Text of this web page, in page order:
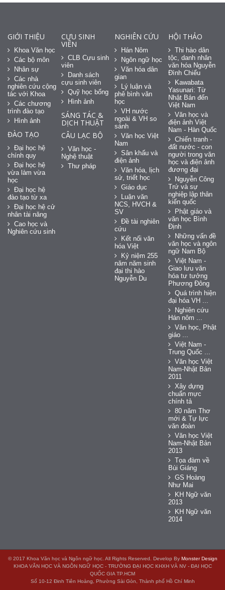
GIỚI THIỆU
Khoa Văn học
Các bộ môn
Nhân sự
Các nhà
nghiên cứu cộng
tác với Khoa
Các chương
trình đào tạo
Hình ảnh
ĐÀO TẠO
Đại học hệ
chính quy
Đại học hệ
vừa làm vừa
học
Đại học hệ
đào tạo từ xa
Đại học hệ cử
nhân tài năng
Cao học và
Nghiên cứu sinh
CỰU SINH
VIÊN
CLB Cựu sinh
viên
Danh sách
cựu sinh viên
Quỹ học bổng
Hình ảnh
SÁNG TÁC &
DỊCH THUẬT
CÂU LẠC BỘ
Văn học -
Nghệ thuật
Thư pháp
NGHIÊN CỨU
Hán Nôm
Ngôn ngữ học
Văn hóa dân
gian
Lý luận và
phê bình văn
học
VH nước
ngoài & VH so
sánh
Văn học Việt
Nam
Sân khấu và
điện ảnh
Văn hóa, lịch
sử, triết học
Giáo dục
Luận văn
NCS, HVCH &
SV
Đề tài nghiên
cứu
Kết nối văn
hóa Việt
Kỷ niệm 255
năm năm sinh
đại thi hào
Nguyễn Du
HỘI THẢO
Thi hào dân
tộc, danh nhân
văn hóa Nguyễn
Đình Chiểu
Kawabata
Yasunari: Từ
Nhật Bản đến
Việt Nam
Văn học và
điện ảnh Việt
Nam - Hàn Quốc
Chiến tranh -
đất nước - con
người trong văn
học và điện ảnh
đương đại
Nguyễn Công
Trứ và sự
nghiệp lập thân
kiến quốc
Phật giáo và
văn học Bình
Định
Những vấn đề
văn học và ngôn
ngữ Nam Bộ
Việt Nam -
Giao lưu văn
hóa tư tưởng
Phương Đông
Quá trình hiện
đại hóa VH ...
Nghiên cứu
Hán nôm ...
Văn học, Phật
giáo ...
Việt Nam -
Trung Quốc ...
Văn học Việt
Nam-Nhật Bản
2011
Xây dựng
chuẩn mực
chính tả
80 năm Thơ
mới & Tự lực
văn đoàn
Văn học Việt
Nam-Nhật Bản
2013
Tọa đàm về
Bùi Giáng
GS Hoàng
Như Mai
KH Ngữ văn
2013
KH Ngữ văn
2014
© 2017 Khoa Văn học và Ngôn ngữ học. All Rights Reserved. Develop By Monster Design
KHOA VĂN HỌC VÀ NGÔN NGỮ HỌC - TRƯỜNG ĐẠI HỌC KHXH VÀ NV - ĐẠI HỌC
QUỐC GIA TP.HCM
Số 10-12 Đinh Tiên Hoàng, Phường Sài Gòn, Thành phố Hồ Chí Minh